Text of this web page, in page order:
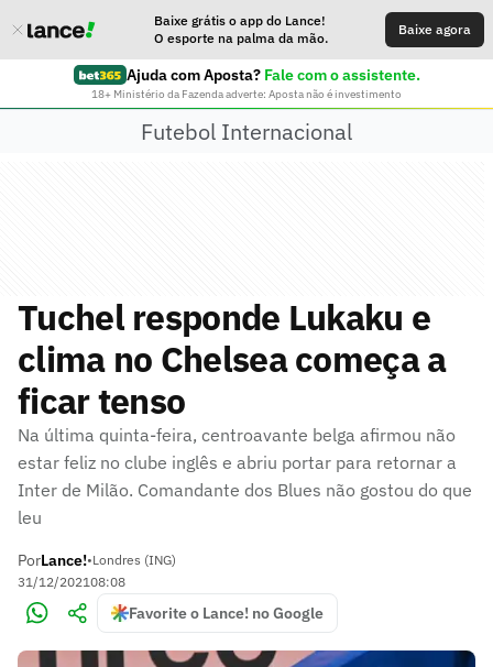
Baixe grátis o app do Lance!
O esporte na palma da mão.
Baixe agora
Ajuda com Aposta? Fale com o assistente.
18+ Ministério da Fazenda adverte: Aposta não é investimento
Futebol Internacional
Tuchel responde Lukaku e
clima no Chelsea começa a
ficar tenso
Na última quinta-feira, centroavante belga afirmou não
estar feliz no clube inglês e abriu portar para retornar a
Inter de Milão. Comandante dos Blues não gostou do que
leu
PorLance!•Londres (ING)
31/12/202108:08
Favorite o Lance! no Google